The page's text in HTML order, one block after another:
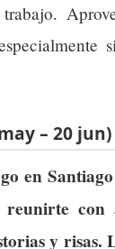
– 20 jun)
en
con
y risas.